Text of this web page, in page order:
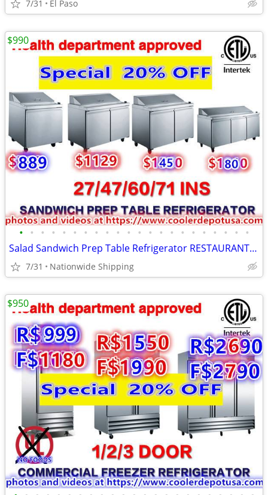
7/31 El Paso
• • • • • • • • • • • • • • • • • • • • • •
Salad Sandwich Prep Table Refrigerator RESTAURANT EQUIPMENT
7/31 Nationwide Shipping
$990
$950